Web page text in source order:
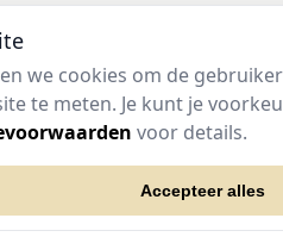
we cookies om de
te meten. Je kunt je
voor details.
Accepteer alles